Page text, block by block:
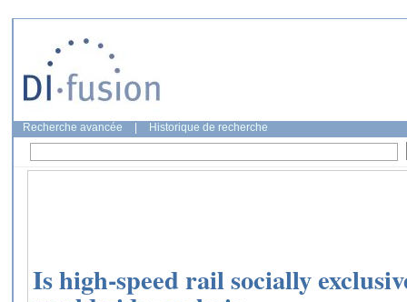
Recherche avancée Historique de recherche
Is high-speed rail socially